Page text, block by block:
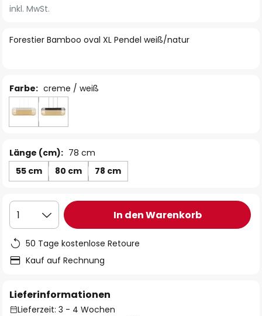
der
springen
Forestier Bamboo oval XL Pendel weiß/natur
inkl. MwSt.
Farbe: creme / weiß
Länge (cm): 78 cm
55 cm
80 cm 78 cm
1 In den Warenkorb
50 Tage kostenlose Retoure
Kauf auf Rechnung
Lieferinformationen
Lieferzeit: 3 - 4 Wochen